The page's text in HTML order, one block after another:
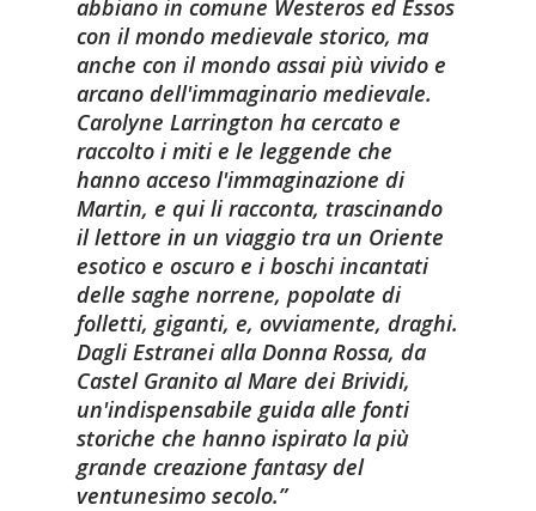
abbiano in comune Westeros ed Essos
con il mondo medievale storico, ma
anche con il mondo assai più vivido e
arcano dell'immaginario medievale.
Carolyne Larrington ha cercato e
raccolto i miti e le leggende che
hanno acceso l'immaginazione di
Martin, e qui li racconta, trascinando
il lettore in un viaggio tra un Oriente
esotico e oscuro e i boschi incantati
delle saghe norrene, popolate di
folletti, giganti, e, ovviamente, draghi.
Dagli Estranei alla Donna Rossa, da
Castel Granito al Mare dei Brividi,
un'indispensabile guida alle fonti
storiche che hanno ispirato la più
grande creazione fantasy del
ventunesimo secolo.